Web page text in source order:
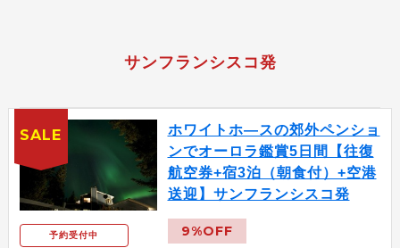
サンフランシスコ発
予約受付中
ホワイトホ―スの郊外ペンショ
ンでオーロラ鑑賞5日間【往復
航空券+宿3泊（朝食付）+空港
送迎】サンフランシスコ発
9%OFF
SALE